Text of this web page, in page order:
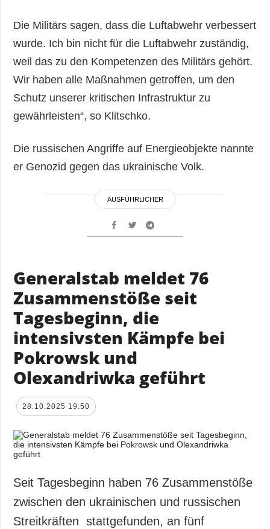
Die Militärs sagen, dass die Luftabwehr verbessert
wurde. Ich bin nicht für die Luftabwehr zuständig,
weil das zu den Kompetenzen des Militärs gehört.
Wir haben alle Maßnahmen getroffen, um den
Schutz unserer kritischen Infrastruktur zu
gewährleisten“, so Klitschko.
Die russischen Angriffe auf Energieobjekte nannte
er Genozid gegen das ukrainische Volk.
AUSFÜHRLICHER
Generalstab meldet 76
Zusammenstöße seit
Tagesbeginn, die
intensivsten Kämpfe bei
Pokrowsk und
Olexandriwka geführt
28.10.2025 19:50
Seit Tagesbeginn haben 76 Zusammenstöße
zwischen den ukrainischen und russischen
Streitkräften stattgefunden, an fünf